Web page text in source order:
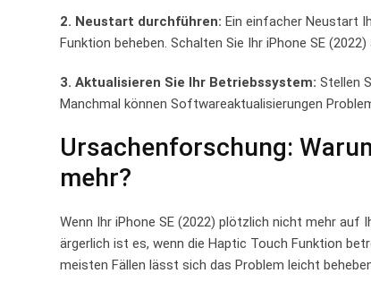
2. Neustart durchführen: Ein⁤ einfacher Neustart
Funktion beheben. Schalten Sie Ihr iPhone SE
3. Aktualisieren Sie Ihr Betriebssystem: Stellen
Manchmal ⁤können Softwareaktualisierungen⁤
Ursachenforschung:
mehr?
Wenn Ihr iPhone​ SE (2022) plötzlich nicht mehr auf⁤
ärgerlich ist es, wenn die Haptic ‌Touch ⁢Funktion
meisten Fällen lässt sich​ das‍ Problem leicht